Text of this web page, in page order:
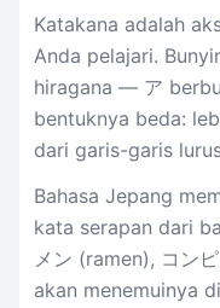
Katakana adalah
Anda pelajari.
hiragana — ア
bentuknya beda:
dari garis-garis
Bahasa Jepang
kata serapan dari
メン (ramen), コン
akan menemuinya